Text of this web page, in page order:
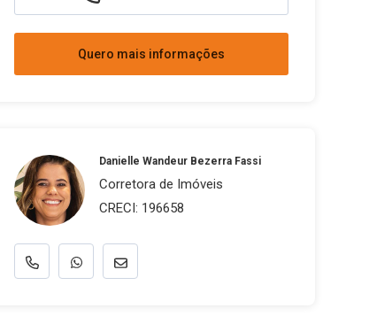
Quero mais informações
Danielle Wandeur Bezerra Fassi
Corretora de Imóveis
CRECI: 196658